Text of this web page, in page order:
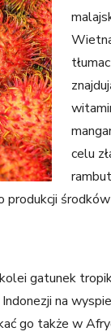
celu
gatunek
na
go także w